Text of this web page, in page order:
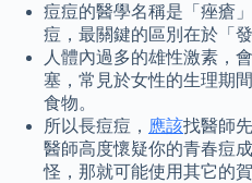
痘痘的醫學名稱是「痤瘡
痘，最關鍵的區別在於「發
人體內過多的雄性激素，
塞，常見於女性的生理期
食物。
所以長痘痘， 應該找醫師
醫師高度懷疑你的青春痘
怪，那就可能使用其它的